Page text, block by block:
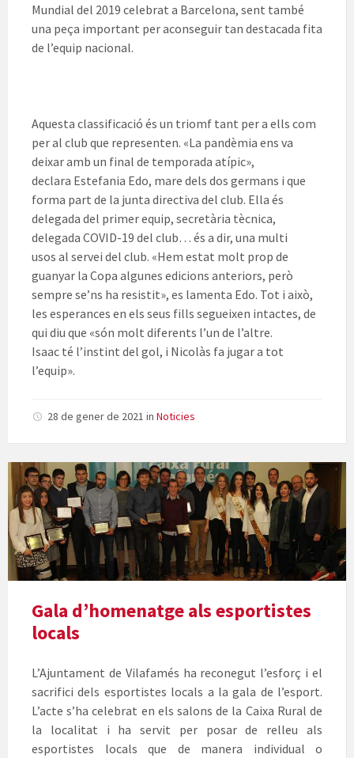
Mundial del 2019 celebrat a Barcelona, sent també
una peça important per aconseguir tan destacada fita
de l’equip nacional.
Aquesta classificació és un triomf tant per a ells com
per al club que representen. «La pandèmia ens va
deixar amb un final de temporada atípic»,
declara Estefania Edo, mare dels dos germans i que
forma part de la junta directiva del club. Ella és
delegada del primer equip, secretària tècnica,
delegada COVID-19 del club… és a dir, una multi
usos al servei del club. «Hem estat molt prop de
guanyar la Copa algunes edicions anteriors, però
sempre se’ns ha resistit», es lamenta Edo. Tot i això,
les esperances en els seus fills segueixen intactes, de
qui diu que «són molt diferents l’un de l’altre.
Isaac té l’instint del gol, i Nicolàs fa jugar a tot
l’equip».
28 de gener de 2021 in Noticies
Foto
de
grup
premiats
de
la
Gala
De
Gala d’homenatge als esportistes
locals
L’Ajuntament de Vilafamés ha reconegut l’esforç i el
sacrifici dels esportistes locals a la gala de l’esport.
L’acte s’ha celebrat en els salons de la Caixa Rural de
la localitat i ha servit per posar de relleu als
esportistes locals que de manera individual o